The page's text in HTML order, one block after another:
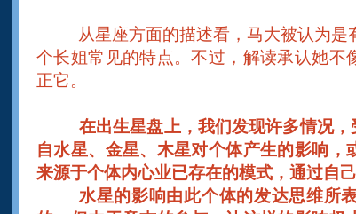
从星座方面的描述看，马大被认为
个长姐常见的特点。不过，解读承认她
正它。
在出生星盘上，我们发现许多情况
自水星、金星、木星对个体产生的影响
来源于个体内心业已存在的模式，通过自
水星的影响由此个体的发达思维所